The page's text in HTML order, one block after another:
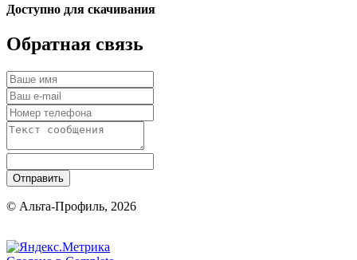
Доступно для скачивания
Обратная связь
Отправить
© Альта-Профиль, 2026